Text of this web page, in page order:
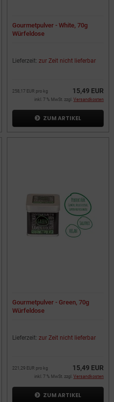
Gourmetpulver - White, 70g
Würfeldose
Lieferzeit: zur Zeit nicht lieferbar
15,49 EUR
258,17 EUR pro kg
inkl. 7 % MwSt. zzgl. Versandkosten
ZUM ARTIKEL
Gourmetpulver - Green, 70g
Würfeldose
Lieferzeit: zur Zeit nicht lieferbar
15,49 EUR
221,29 EUR pro kg
inkl. 7 % MwSt. zzgl. Versandkosten
ZUM ARTIKEL